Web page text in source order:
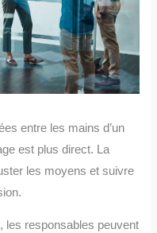
entre les mains d’un
est plus direct. La
les moyens et suivre
les responsables peuvent